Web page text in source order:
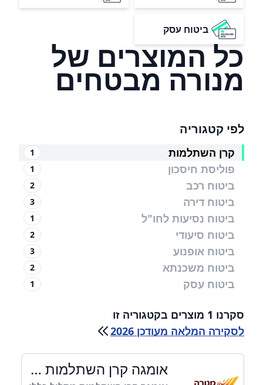
ביטוח עסק
כל המוצרים של
מנורה מבטחים
לפי קטגוריה
קרן השתלמות 1
פוליסת חיסכון 1
ביטוח רכב 2
ביטוח דירה 3
ביטוח נסיעות לחו"ל 1
ביטוח סיעודי 2
ביטוח אופנוע 3
ביטוח משכנתא 2
ביטוח עסק 1
סקרנו 1 מוצרים בקטגוריה זו
לסקירה המלאה מעודכן 2026
אומגה קרן השתלמות מסלול כללי